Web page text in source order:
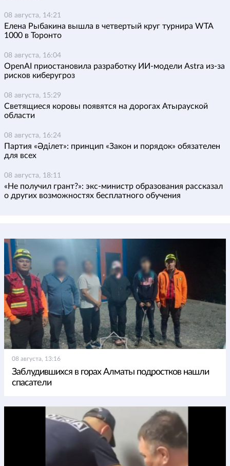
08 августа, 14:21
Елена Рыбакина вышла в четвертый круг турнира WTA
1000 в Торонто
08 августа, 16:04
OpenAI приостановила разработку ИИ-модели Astra из-за
рисков киберугроз
08 августа, 15:29
Светящиеся коровы появятся на дорогах Атырауской
области
08 августа, 16:24
Партия «Әділет»: принцип «Закон и порядок» обязателен
для всех
08 августа, 18:11
«Не получил грант?»: экс-министр образования рассказал
о других возможностях бесплатного обучения
08 августа, 13:16
Заблудившихся в горах Алматы подростков нашли
спасатели